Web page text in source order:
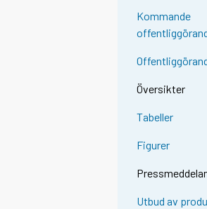
Kommande
Översikter
Tabeller
Figurer
Utbud av